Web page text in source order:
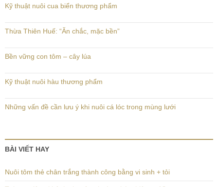
Kỹ thuật nuôi cua biển thương phẩm
Thừa Thiên Huế: “Ăn chắc, mặc bền”
Bền vững con tôm – cây lúa
Kỹ thuật nuôi hàu thương phẩm
Những vấn đề cần lưu ý khi nuôi cá lóc trong mùng lưới
BÀI VIẾT HAY
Nuôi tôm thẻ chân trắng thành công bằng vi sinh + tỏi